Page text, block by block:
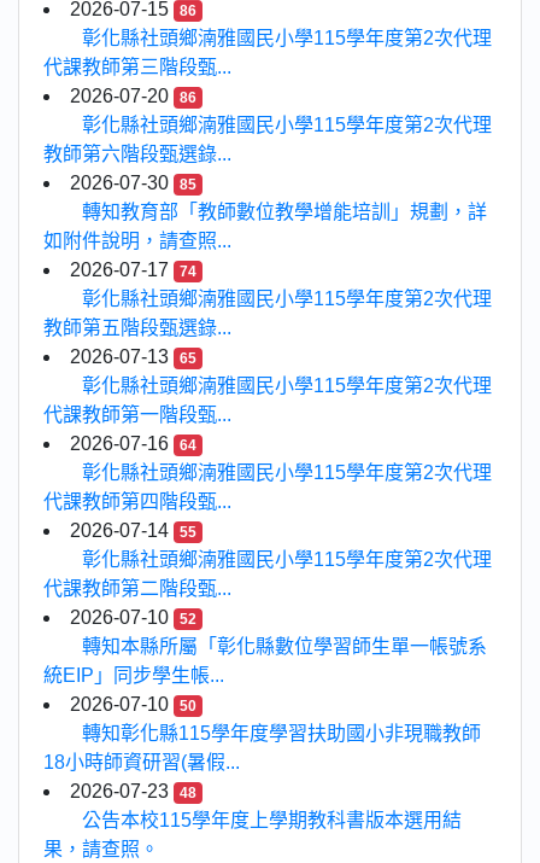
2026-07-15
86
彰化縣社頭鄉湳雅國民小學115學年度第2次代理
代課教師第三階段甄...
2026-07-20
86
彰化縣社頭鄉湳雅國民小學115學年度第2次代理
教師第六階段甄選錄...
2026-07-30
85
轉知教育部「教師數位教學增能培訓」規劃，詳
如附件說明，請查照...
2026-07-17
74
彰化縣社頭鄉湳雅國民小學115學年度第2次代理
教師第五階段甄選錄...
2026-07-13
65
彰化縣社頭鄉湳雅國民小學115學年度第2次代理
代課教師第一階段甄...
2026-07-16
64
彰化縣社頭鄉湳雅國民小學115學年度第2次代理
代課教師第四階段甄...
2026-07-14
55
彰化縣社頭鄉湳雅國民小學115學年度第2次代理
代課教師第二階段甄...
2026-07-10
52
轉知本縣所屬「彰化縣數位學習師生單一帳號系
統EIP」同步學生帳...
2026-07-10
50
轉知彰化縣115學年度學習扶助國小非現職教師
18小時師資研習(暑假...
2026-07-23
48
公告本校115學年度上學期教科書版本選用結
果，請查照。